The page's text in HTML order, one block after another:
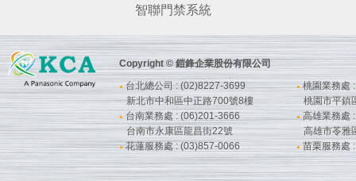
智聯門禁系統
Copyright © 鎧鋒企業股份有限公司
●台北總公司 : (02)8227-3699
新北市中和區中正路700號8樓
● 桃園業務處
桃園市平鎮
● 台南業務處 : (06)201-3666
台南市永康區龍昌街22號
●高雄業務處
高雄市苓雅
●花蓮服務處 : (03)857-0066 ● 苗栗服務處